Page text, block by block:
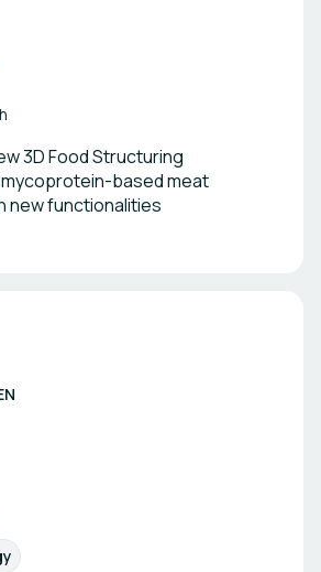
3D Food Structuring
based meat
new functionalities